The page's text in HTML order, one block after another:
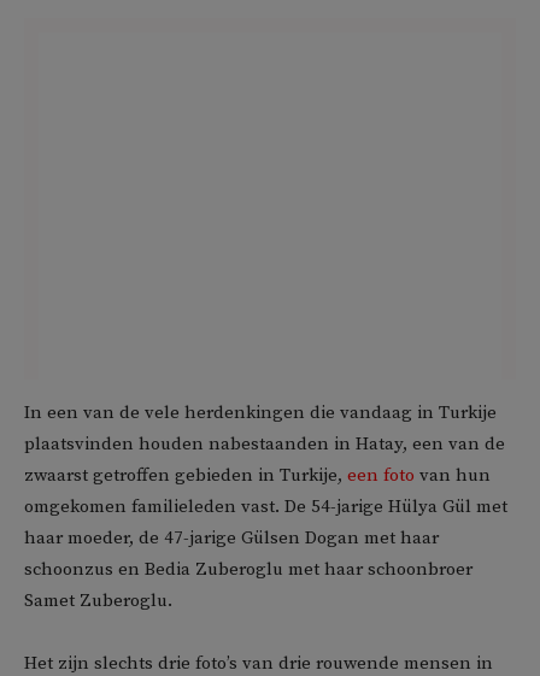
In een van de vele herdenkingen die vandaag in Turkije
plaatsvinden houden nabestaanden in Hatay, een van de
zwaarst getroffen gebieden in Turkije, een foto van hun
omgekomen familieleden vast. De 54-jarige Hülya Gül met
haar moeder, de 47-jarige Gülsen Dogan met haar
schoonzus en Bedia Zuberoglu met haar schoonbroer
Samet Zuberoglu.
Het zijn slechts drie foto’s van drie rouwende mensen in